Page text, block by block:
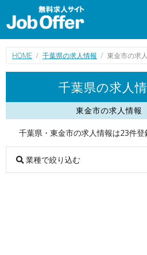
HOME 千葉県の求人情報 東金市の求人
千葉県の求人
東金市の求人情報
千葉県・東金市の求人情報は23件登
業種で絞り込む